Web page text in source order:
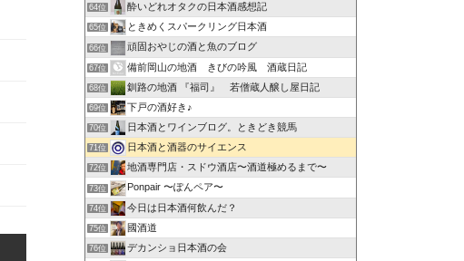
64位 酔いどれオタクの日本酒感想記
65位 ときめくスパークリング日本酒
66位 頑固おやじの酒と魚のブログ
67位 備前岡山の地酒 きびの吟風 酒蔵日記
68位 釧路の地酒 『福司』 若僧蔵人醸し屋日記
69位 下戸の酒好き♪
70位 日本酒とワインブログ。ときどき競馬
71位 日本酒と酒器のサイエンス
72位 地酒専門店・スドウ酒店〜酒道極めるまで〜
73位 Ponpair 〜ぽんペア〜
74位 今日は日本酒何飲んだ？
75位 國酒道
76位 デカンショ日本酒の会